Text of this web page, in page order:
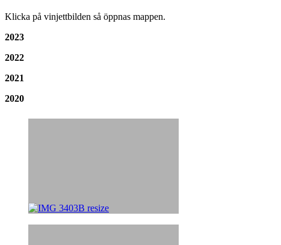
Klicka på vinjettbilden så öppnas mappen.
2023
2022
2021
2020